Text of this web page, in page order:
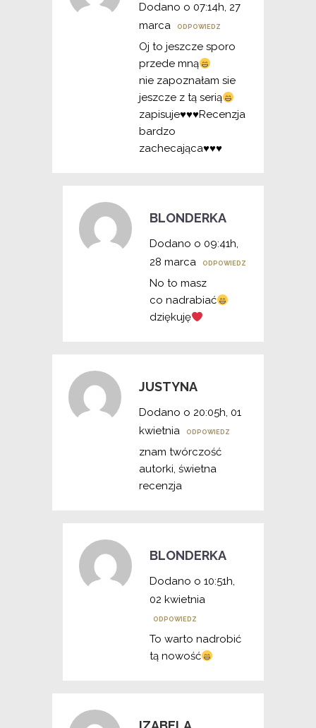
Dodano o 07:14h, 27
marca
ODPOWIEDZ
Oj to jeszcze sporo
przede mną
nie zapoznałam sie
jeszcze z tą serią
zapisuje♥️♥️♥️Recenzja
bardzo
zachecająca♥️♥️♥️
BLONDERKA
Dodano o 09:41h,
28 marca
ODPOWIEDZ
No to masz
co nadrabiać
dziękuję
JUSTYNA
Dodano o 20:05h, 01
kwietnia
ODPOWIEDZ
znam twórczość
autorki, świetna
recenzja
BLONDERKA
Dodano o 10:51h,
02 kwietnia
ODPOWIEDZ
To warto nadrobić
tą nowość